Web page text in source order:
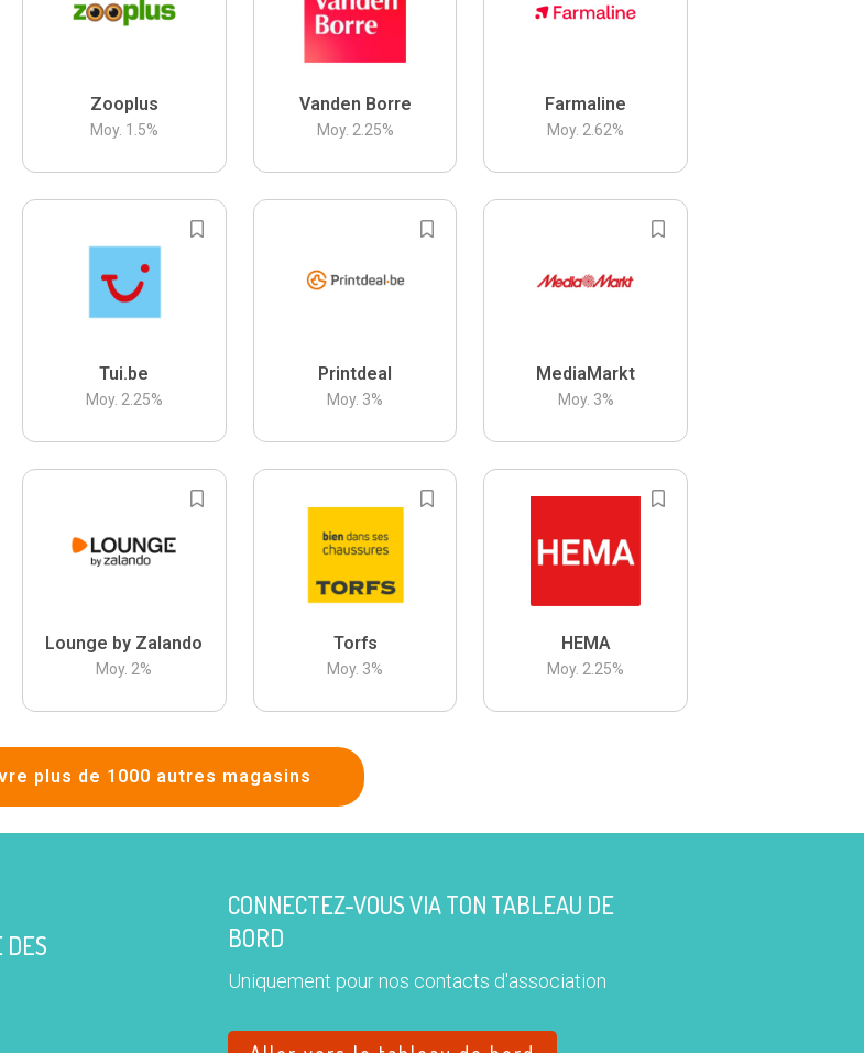
Zooplus
Moy. 1.5%
Vanden Borre
Moy. 2.25%
Farmaline
Moy. 2.62%
Tui.be
Moy. 2.25%
Printdeal
Moy. 3%
MediaMarkt
Moy. 3%
Lounge by Zalando
Moy. 2%
Torfs
Moy. 3%
HEMA
Moy. 2.25%
plus de 1000 autres magasins
DES
CONNECTEZ-VOUS VIA TON TABLEAU DE
BORD
Uniquement pour nos contacts d'association